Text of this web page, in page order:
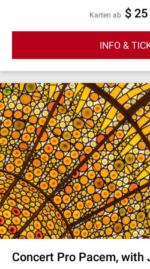
Karten ab $ 25
INFO &
Concert Pro Pacem, with